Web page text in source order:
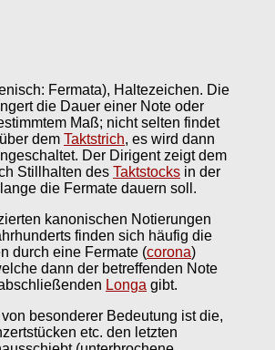
Fermata), Haltezeichen. Die
die Dauer einer Note oder
Maß; nicht selten findet
dem Taktstrich, es wird dann
Der Dirigent zeigt dem
Stillhalten des Taktstocks in der
die Fermate dauern soll.
kanonischen Notierungen
finden sich häufig die
durch eine Fermate (corona)
dann der betreffenden Note
Longa gibt.
besonderer Bedeutung ist die,
etc. den letzten